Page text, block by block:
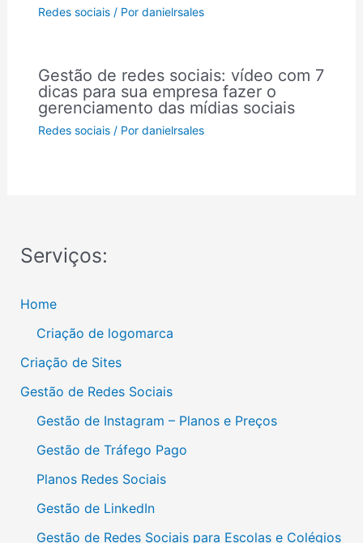
Redes sociais / Pordanielrsales
Gestão de redes sociais: vídeo com 7
dicas para sua empresa fazer o
gerenciamento das mídias sociais
Redes sociais / Pordanielrsales
Serviços:
Home
Criação de logomarca
Criação de Sites
Gestão de Redes Sociais
Gestão de Instagram – Planos e Preços
Gestão de Tráfego Pago
Planos Redes Sociais
Gestão de LinkedIn
Gestão de Redes Sociais para Escolas e Colégios